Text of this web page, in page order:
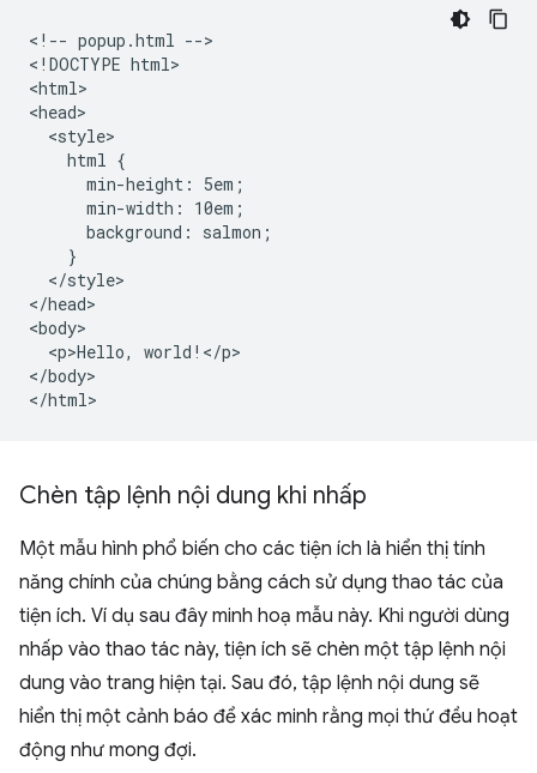
<!-- popup.html -->
<!DOCTYPE html>
<html>
<head>
  <style>
    html {
      min-height: 5em;
      min-width: 10em;
      background: salmon;
    }
  </style>
</head>
<body>
  <p>Hello, world!</p>
</body>
Chèn tập lệnh nội dung khi nhấp
Một mẫu hình phổ biến cho các tiện ích là hiển thị tính
năng chính của chúng bằng cách sử dụng thao tác của
tiện ích. Ví dụ sau đây minh hoạ mẫu này. Khi người dùng
nhấp vào thao tác này, tiện ích sẽ chèn một tập lệnh nội
dung vào trang hiện tại. Sau đó, tập lệnh nội dung sẽ
hiển thị một cảnh báo để xác minh rằng mọi thứ đều hoạt
động như mong đợi.